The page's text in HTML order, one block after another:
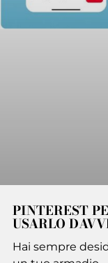
PINTEREST
USARLO
Hai sempre